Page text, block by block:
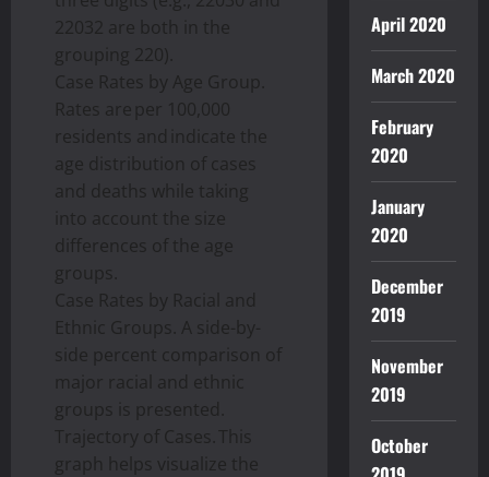
22032 are both in the
grouping 220).
Case Rates by Age Group.
Rates are per 100,000
residents and indicate the
age distribution of cases
and deaths while taking
into account the size
differences of the age
groups.
Case Rates by Racial and
Ethnic Groups. A side-by-
side percent comparison of
major racial and ethnic
groups is presented.
Trajectory of Cases. This
graph helps visualize the
April 2020
March 2020
February
2020
January
2020
December
2019
November
2019
October